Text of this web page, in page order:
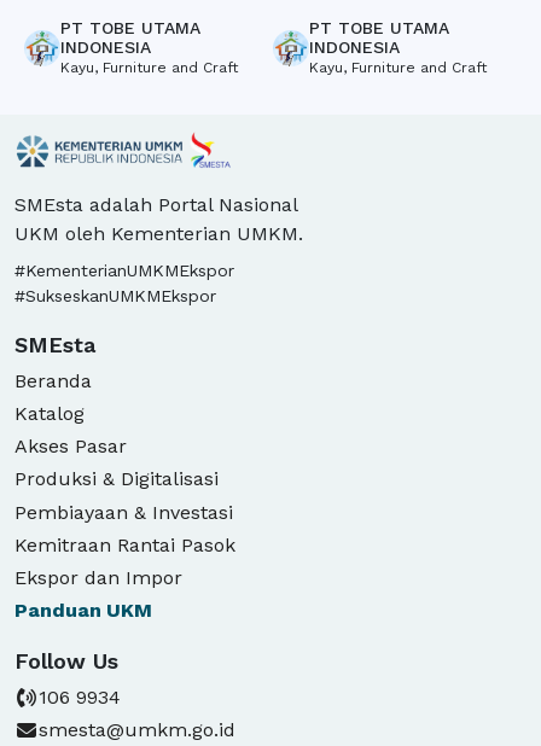
PT TOBE UTAMA
INDONESIA
Kayu, Furniture and Craft
Wooden Bath Mat
PT TOBE UTAMA
INDONESIA
Kayu, Furniture and Craft
SMEsta adalah Portal Nasional
UKM oleh Kementerian UMKM.
#KementerianUMKMEkspor
#SukseskanUMKMEkspor
SMEsta
Beranda
Katalog
Akses Pasar
Produksi & Digitalisasi
Pembiayaan & Investasi
Kemitraan Rantai Pasok
Ekspor dan Impor
Panduan UKM
Follow Us
106 9934
smesta@umkm.go.id